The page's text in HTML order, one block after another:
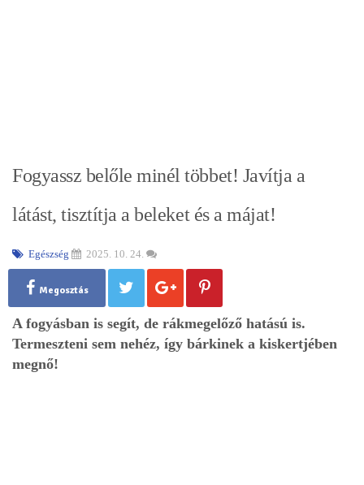
Fogyassz belőle minél többet! Javítja a
látást, tisztítja a beleket és a májat!
Egészség 2025. 10. 24.
Megosztás
A fogyásban is segít, de rákmegelőző hatású is.
Termeszteni sem nehéz, így bárkinek a kiskertjében
megnő!